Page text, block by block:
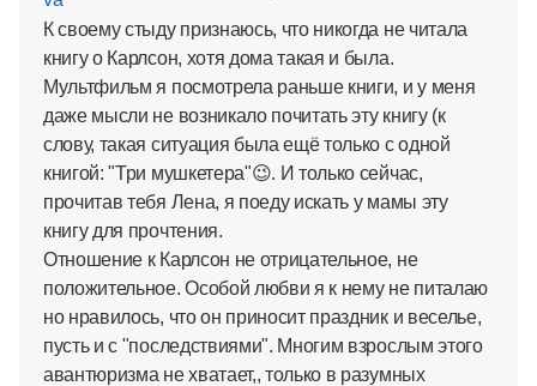
К своему стыду признаюсь, что никогда не читала
книгу о Карлсон, хотя дома такая и была.
Мультфильм я посмотрела раньше книги, и у меня
даже мысли не возникало почитать эту книгу (к
слову, такая ситуация была ещё только с одной
книгой: "Три мушкетера"😉. И только сейчас,
прочитав тебя Лена, я поеду искать у мамы эту
книгу для прочтения.
Отношение к Карлсон не отрицательное, не
положительное. Особой любви я к нему не питалаю
но нравилось, что он приносит праздник и веселье,
пусть и с "последствиями". Многим взрослым этого
авантюризма не хватает,, только в разумных